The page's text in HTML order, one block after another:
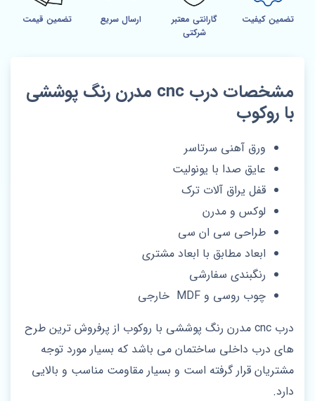
تضمین کیفیت
گارانتی معتبر
شرکتی
ارسال سریع تضمین قیمت
مشخصات درب cnc مدرن رنگ پوششی
با روکوب
ورق آهنی سرتاسر
عایق صدا با یونولیت
قفل یراق آلات ترک
لوکس و مدرن
طراحی سی ان سی
ابعاد مطابق با ابعاد مشتری
رنگبندی سفارشی
چوب روسی و MDF خارجی
درب cnc مدرن رنگ پوششی با روکوب از پرفروش ترین طرح
های درب داخلی ساختمان می باشد که بسیار مورد توجه
مشتریان قرار گرفته است و بسیار مقاومت مناسب و بالایی
دارد.